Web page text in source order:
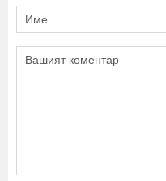
Напишете коментар